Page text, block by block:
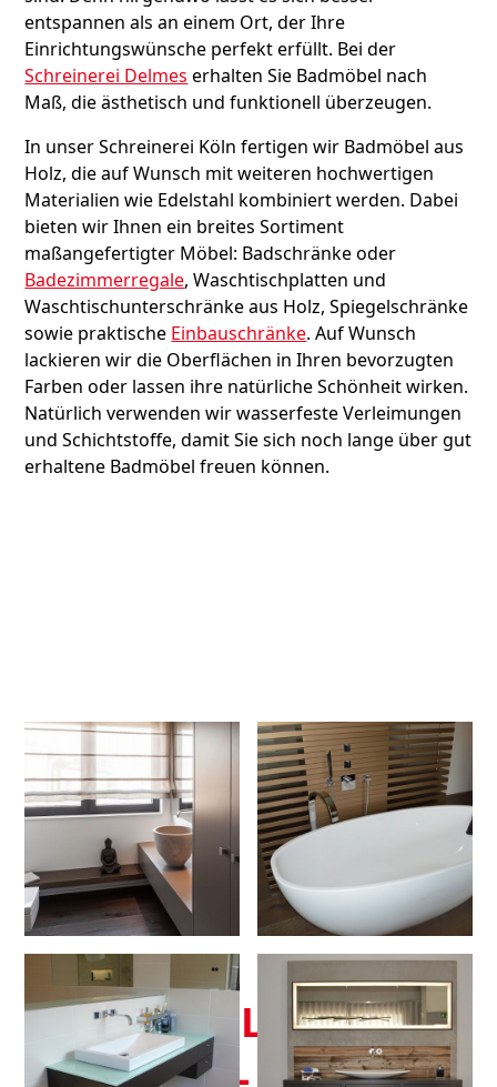
entspannen als an einem Ort, der Ihre
Einrichtungswünsche perfekt erfüllt. Bei der
Schreinerei Delmes erhalten Sie Badmöbel nach
Maß, die ästhetisch und funktionell überzeugen.
In unser Schreinerei Köln fertigen wir Badmöbel aus
Holz, die auf Wunsch mit weiteren hochwertigen
Materialien wie Edelstahl kombiniert werden. Dabei
bieten wir Ihnen ein breites Sortiment
maßangefertigter Möbel: Badschränke oder
Badezimmerregale, Waschtischplatten und
Waschtischunterschränke aus Holz, Spiegelschränke
sowie praktische Einbauschränke. Auf Wunsch
lackieren wir die Oberflächen in Ihren bevorzugten
Farben oder lassen ihre natürliche Schönheit wirken.
Natürlich verwenden wir wasserfeste Verleimungen
und Schichtstoffe, damit Sie sich noch lange über gut
erhaltene Badmöbel freuen können.
INDIVIDUELLE
BADMÖBEL KÖLN